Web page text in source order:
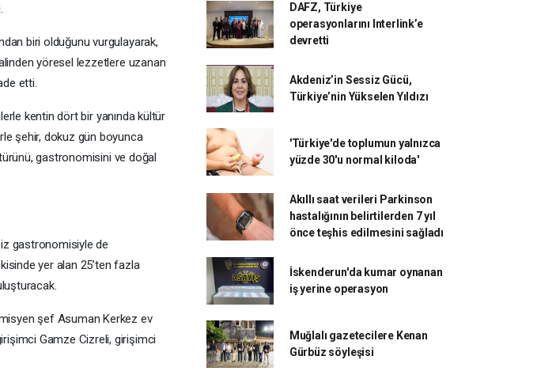
biri olduğunu vurgulayarak,
yöresel lezzetlere uzanan
etti.
kentin dört bir yanında kültür
şehir, dokuz gün boyunca
gastronomisini ve doğal
gastronomisiyle de
yer alan 25’ten fazla
şef Asuman Kerkez ev
Gamze Cizreli, girişimci
DAFZ, Türkiye
operasyonlarını Interlink’e
devretti
Akdeniz’in Sessiz Gücü,
Türkiye’nin Yükselen Yıldızı
'Türkiye'de toplumun yalnızca
yüzde 30'u normal kiloda'
Akıllı saat verileri Parkinson
hastalığının belirtilerden 7 yıl
önce teşhis edilmesini sağladı
İskenderun'da kumar oynanan
iş yerine operasyon
Muğlalı gazetecilere Kenan
Gürbüz söyleşisi